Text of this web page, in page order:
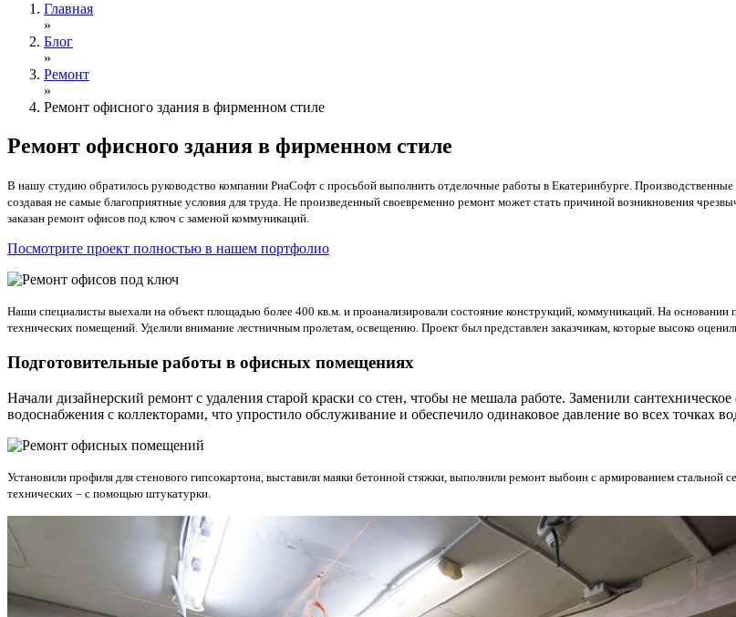
Вы здесь
Главная
»
Блог
»
Ремонт
»
Ремонт офисного здания в фирменном стиле
Ремонт офисного здания в фирменном стиле
В нашу студию обратилось руководство компании РиаСофт с просьбой выполнить отделочные работы в Екатеринбурге.
создавая не самые благоприятные условия для труда. Не произведенный своевременно ремонт может стать причиной возникновения
заказан ремонт офисов под ключ с заменой коммуникаций.
Посмотрите проект полностью в нашем портфолио
Наши специалисты выехали на объект площадью более 400 кв.м. и проанализировали состояние конструкций, коммуникаций. На
технических помещений. Уделили внимание лестничным пролетам, освещению. Проект был представлен заказчикам, которые высоко
Подготовительные работы в офисных помещениях
Начали дизайнерский ремонт с удаления старой краски со стен, чтобы не мешала работе. Заменили
водоснабжения с коллекторами, что упростило обслуживание и обеспечило одинаковое давление во всех точках
Установили профиля для стенового гипсокартона, выставили маяки бетонной стяжки, выполнили ремонт выбоин с армированием
технических – с помощью штукатурки.